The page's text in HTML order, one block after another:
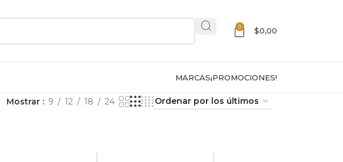
0 $0,00
MARCAS¡PROMOCIONES!
Mostrar 9 12 18 24